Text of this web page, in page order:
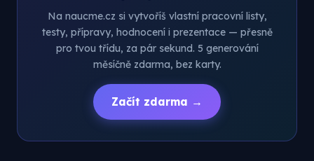
Na naucme.cz si vytvoříš vlastní pracovní listy,
testy, přípravy, hodnocení i prezentace — přesně
pro tvou třídu, za pár sekund. 5 generování
měsíčně zdarma, bez karty.
Začít zdarma →